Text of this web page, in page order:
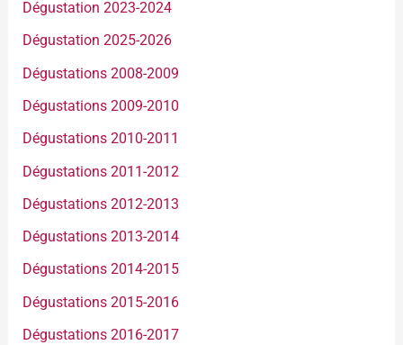
Dégustation 2023-2024
Dégustation 2025-2026
Dégustations 2008-2009
Dégustations 2009-2010
Dégustations 2010-2011
Dégustations 2011-2012
Dégustations 2012-2013
Dégustations 2013-2014
Dégustations 2014-2015
Dégustations 2015-2016
Dégustations 2016-2017